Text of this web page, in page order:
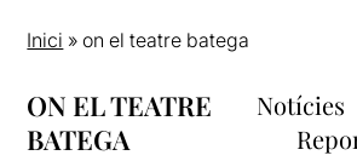
Inici »on el teatre batega
ON EL TEATRE
BATEGA
Notícies